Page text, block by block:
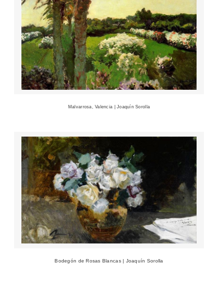
Malvarrosa, Valencia | Joaquín Sorolla
Bodegón de Rosas Blancas | Joaquín Sorolla